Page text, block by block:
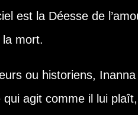
est la Déesse de
mort.
ou historiens,
agit comme il lui